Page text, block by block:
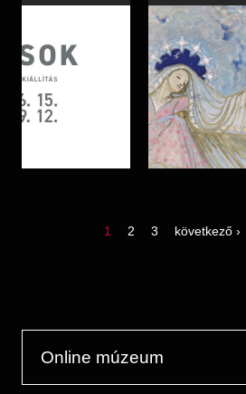
oldal
1 oldal
2 oldal
3
következő
következő ›
Online múzeum